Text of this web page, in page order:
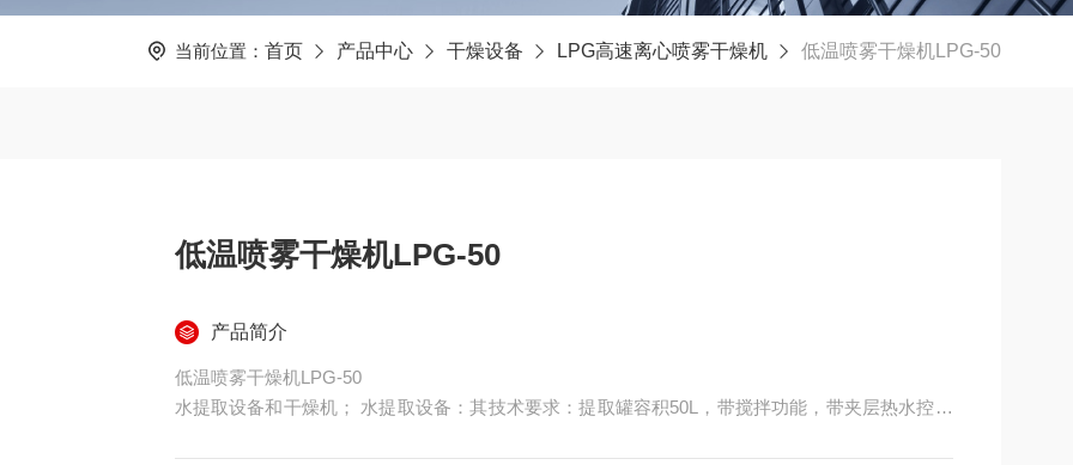
当前位置： 首页 产品中心 干燥设备 LPG高速离心喷雾干燥机 低温喷雾干燥机LPG-50
低温喷雾干燥机LPG-50
产品简介
低温喷雾干燥机LPG-50
水提取设备和干燥机； 水提取设备：其技术要求：提取罐容积50L，带搅拌功能，带夹层热水控温